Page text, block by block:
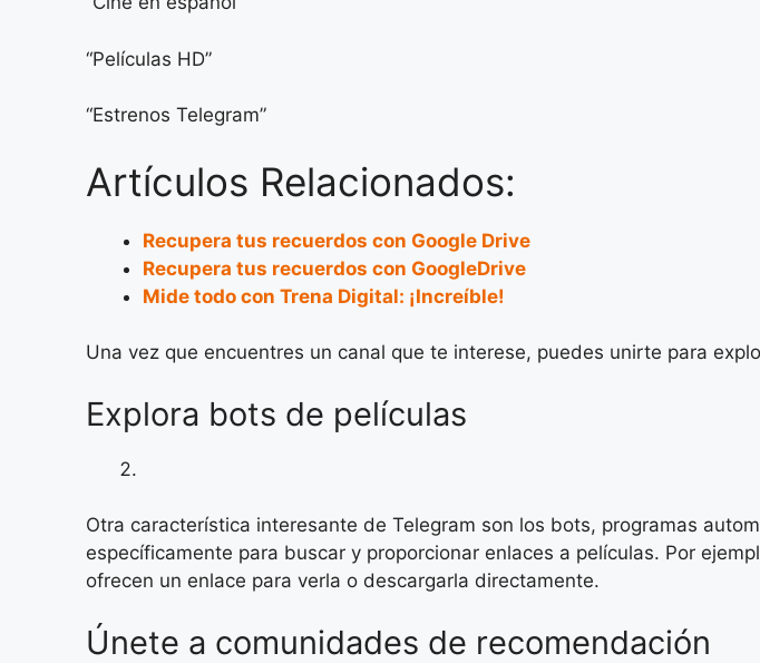
“Películas HD”
“Estrenos Telegram”
Artículos Relacionados:
Recupera tus recuerdos con Google Drive
Recupera tus recuerdos con GoogleDrive
Mide todo con Trena Digital: ¡Increíble!
Una vez que encuentres un canal que te interese, puedes unirte para
Explora bots de películas
Otra característica interesante de Telegram son los bots, programas
específicamente para buscar y proporcionar enlaces a películas. Por
ofrecen un enlace para verla o descargarla directamente.
Únete a comunidades de recomendación